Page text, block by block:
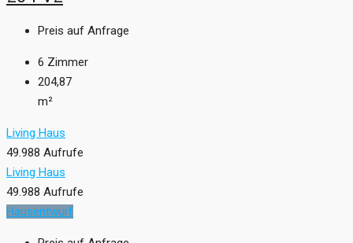
Preis auf Anfrage
6 Zimmer
204,87
m²
Living Haus
49.988 Aufrufe
Living Haus
49.988 Aufrufe
Hausentwurf